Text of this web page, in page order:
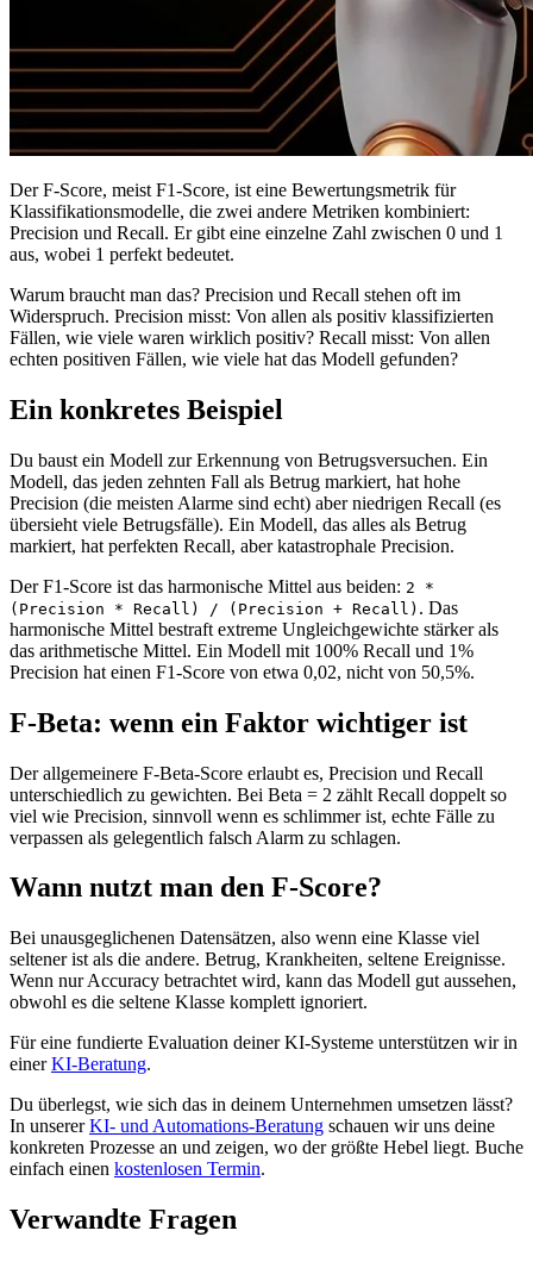
Der F-Score, meist F1-Score, ist eine Bewertungsmetrik für
Klassifikationsmodelle, die zwei andere Metriken kombiniert:
Precision und Recall. Er gibt eine einzelne Zahl zwischen 0 und 1
aus, wobei 1 perfekt bedeutet.
Warum braucht man das? Precision und Recall stehen oft im
Widerspruch. Precision misst: Von allen als positiv klassifizierten
Fällen, wie viele waren wirklich positiv? Recall misst: Von allen
echten positiven Fällen, wie viele hat das Modell gefunden?
Ein konkretes Beispiel
Du baust ein Modell zur Erkennung von Betrugsversuchen. Ein
Modell, das jeden zehnten Fall als Betrug markiert, hat hohe
Precision (die meisten Alarme sind echt) aber niedrigen Recall (es
übersieht viele Betrugsfälle). Ein Modell, das alles als Betrug
markiert, hat perfekten Recall, aber katastrophale Precision.
Der F1-Score ist das harmonische Mittel aus beiden: 2 *
(Precision * Recall) / (Precision + Recall) . Das
harmonische Mittel bestraft extreme Ungleichgewichte stärker als
das arithmetische Mittel. Ein Modell mit 100% Recall und 1%
Precision hat einen F1-Score von etwa 0,02, nicht von 50,5%.
F-Beta: wenn ein Faktor wichtiger ist
Der allgemeinere F-Beta-Score erlaubt es, Precision und Recall
unterschiedlich zu gewichten. Bei Beta = 2 zählt Recall doppelt so
viel wie Precision, sinnvoll wenn es schlimmer ist, echte Fälle zu
verpassen als gelegentlich falsch Alarm zu schlagen.
Wann nutzt man den F-Score?
Bei unausgeglichenen Datensätzen, also wenn eine Klasse viel
seltener ist als die andere. Betrug, Krankheiten, seltene Ereignisse.
Wenn nur Accuracy betrachtet wird, kann das Modell gut aussehen,
obwohl es die seltene Klasse komplett ignoriert.
Für eine fundierte Evaluation deiner KI-Systeme unterstützen wir in
einerKI-Beratung.
Du überlegst, wie sich das in deinem Unternehmen umsetzen lässt?
In unsererKI- und Automations-Beratung schauen wir uns deine
konkreten Prozesse an und zeigen, wo der größte Hebel liegt. Buche
einfach einen kostenlosen Termin.
Verwandte Fragen